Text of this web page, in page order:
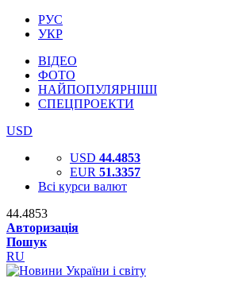
РУС
УКР
ВІДЕО
ФОТО
НАЙПОПУЛЯРНІШІ
СПЕЦПРОЕКТИ
USD
USD 44.4853
EUR 51.3357
Всі курси валют
44.4853
Авторизація
Пошук
RU